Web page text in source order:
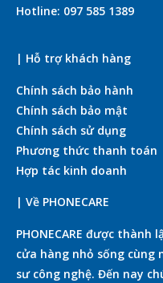
Hotline: 097 585 1389
| Hỗ trợ khách hàng
Chính sách bảo hành
Chính sách bảo mật
Chính sách sử dụng
Phương thức thanh toán
Hợp tác kinh doanh
| Về PHONECARE
PHONECARE được
cửa hàng nhỏ sống cùng
sư công nghệ. Đến nay